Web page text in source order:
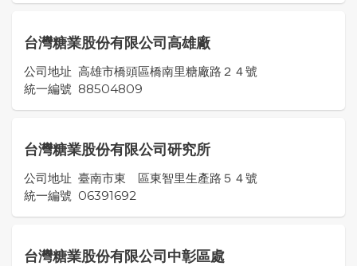
台灣糖業股份有限公司高雄廠
公司地址 高雄市橋頭區橋南里糖廠路２４號
統一編號 88504809
台灣糖業股份有限公司研究所
公司地址 臺南市東 區東智里生產路５４號
統一編號 06391692
台灣糖業股份有限公司中彰區處